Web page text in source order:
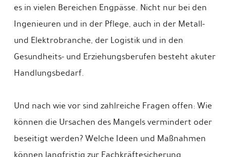
es in vielen Bereichen Engpässe. Nicht nur bei den
Ingenieuren und in der Pflege, auch in der Metall-
und Elektrobranche, der Logistik und in den
Gesundheits- und Erziehungsberufen besteht akuter
Handlungsbedarf.
Und nach wie vor sind zahlreiche Fragen offen: Wie
können die Ursachen des Mangels vermindert oder
beseitigt werden? Welche Ideen und Maßnahmen